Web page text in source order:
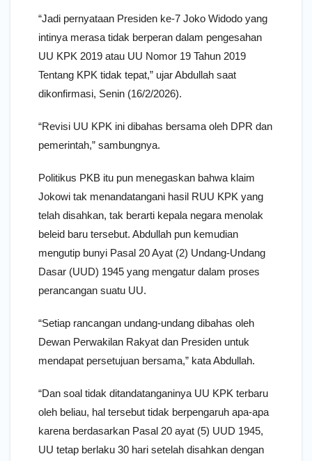
“Jadi pernyataan Presiden ke-7 Joko Widodo yang
intinya merasa tidak berperan dalam pengesahan
UU KPK 2019 atau UU Nomor 19 Tahun 2019
Tentang KPK tidak tepat,” ujar Abdullah saat
dikonfirmasi, Senin (16/2/2026).
“Revisi UU KPK ini dibahas bersama oleh DPR dan
pemerintah,” sambungnya.
Politikus PKB itu pun menegaskan bahwa klaim
Jokowi tak menandatangani hasil RUU KPK yang
telah disahkan, tak berarti kepala negara menolak
beleid baru tersebut. Abdullah pun kemudian
mengutip bunyi Pasal 20 Ayat (2) Undang-Undang
Dasar (UUD) 1945 yang mengatur dalam proses
perancangan suatu UU.
“Setiap rancangan undang-undang dibahas oleh
Dewan Perwakilan Rakyat dan Presiden untuk
mendapat persetujuan bersama,” kata Abdullah.
“Dan soal tidak ditandatanganinya UU KPK terbaru
oleh beliau, hal tersebut tidak berpengaruh apa-apa
karena berdasarkan Pasal 20 ayat (5) UUD 1945,
UU tetap berlaku 30 hari setelah disahkan dengan